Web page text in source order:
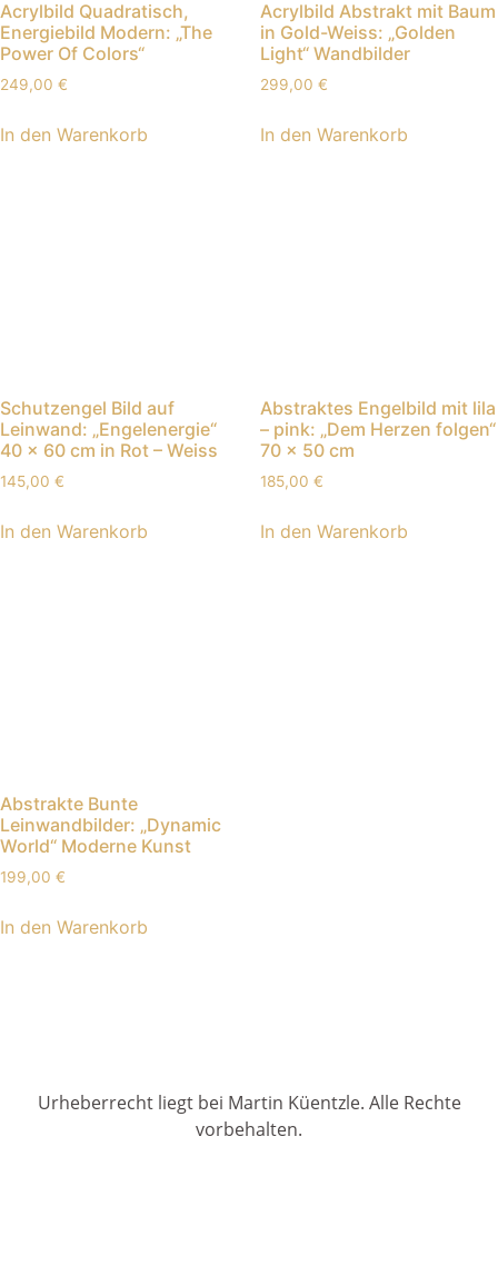
Acrylbild Quadratisch,
Energiebild Modern: „The
Power Of Colors“
249,00 €
In den Warenkorb
Acrylbild Abstrakt mit Baum
in Gold-Weiss: „Golden
Light“ Wandbilder
299,00 €
In den Warenkorb
Schutzengel Bild auf
Leinwand: „Engelenergie“
40 x 60 cm in Rot – Weiss
145,00 €
In den Warenkorb
Abstraktes Engelbild mit lila
– pink: „Dem Herzen folgen“
70 x 50 cm
185,00 €
In den Warenkorb
Abstrakte Bunte
Leinwandbilder: „Dynamic
World“ Moderne Kunst
199,00 €
In den Warenkorb
Urheberrecht liegt bei Martin Küentzle. Alle Rechte
vorbehalten.